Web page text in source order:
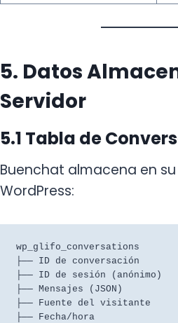
5. Datos
Servidor
5.1 Tabla de
Buenchat almacena en
WordPress:
wp_glifo_conversations
├── ID de conversación
├── ID de sesión (anónimo)
├── Mensajes (JSON)
├── Fuente del visitante
├── Fecha/hora